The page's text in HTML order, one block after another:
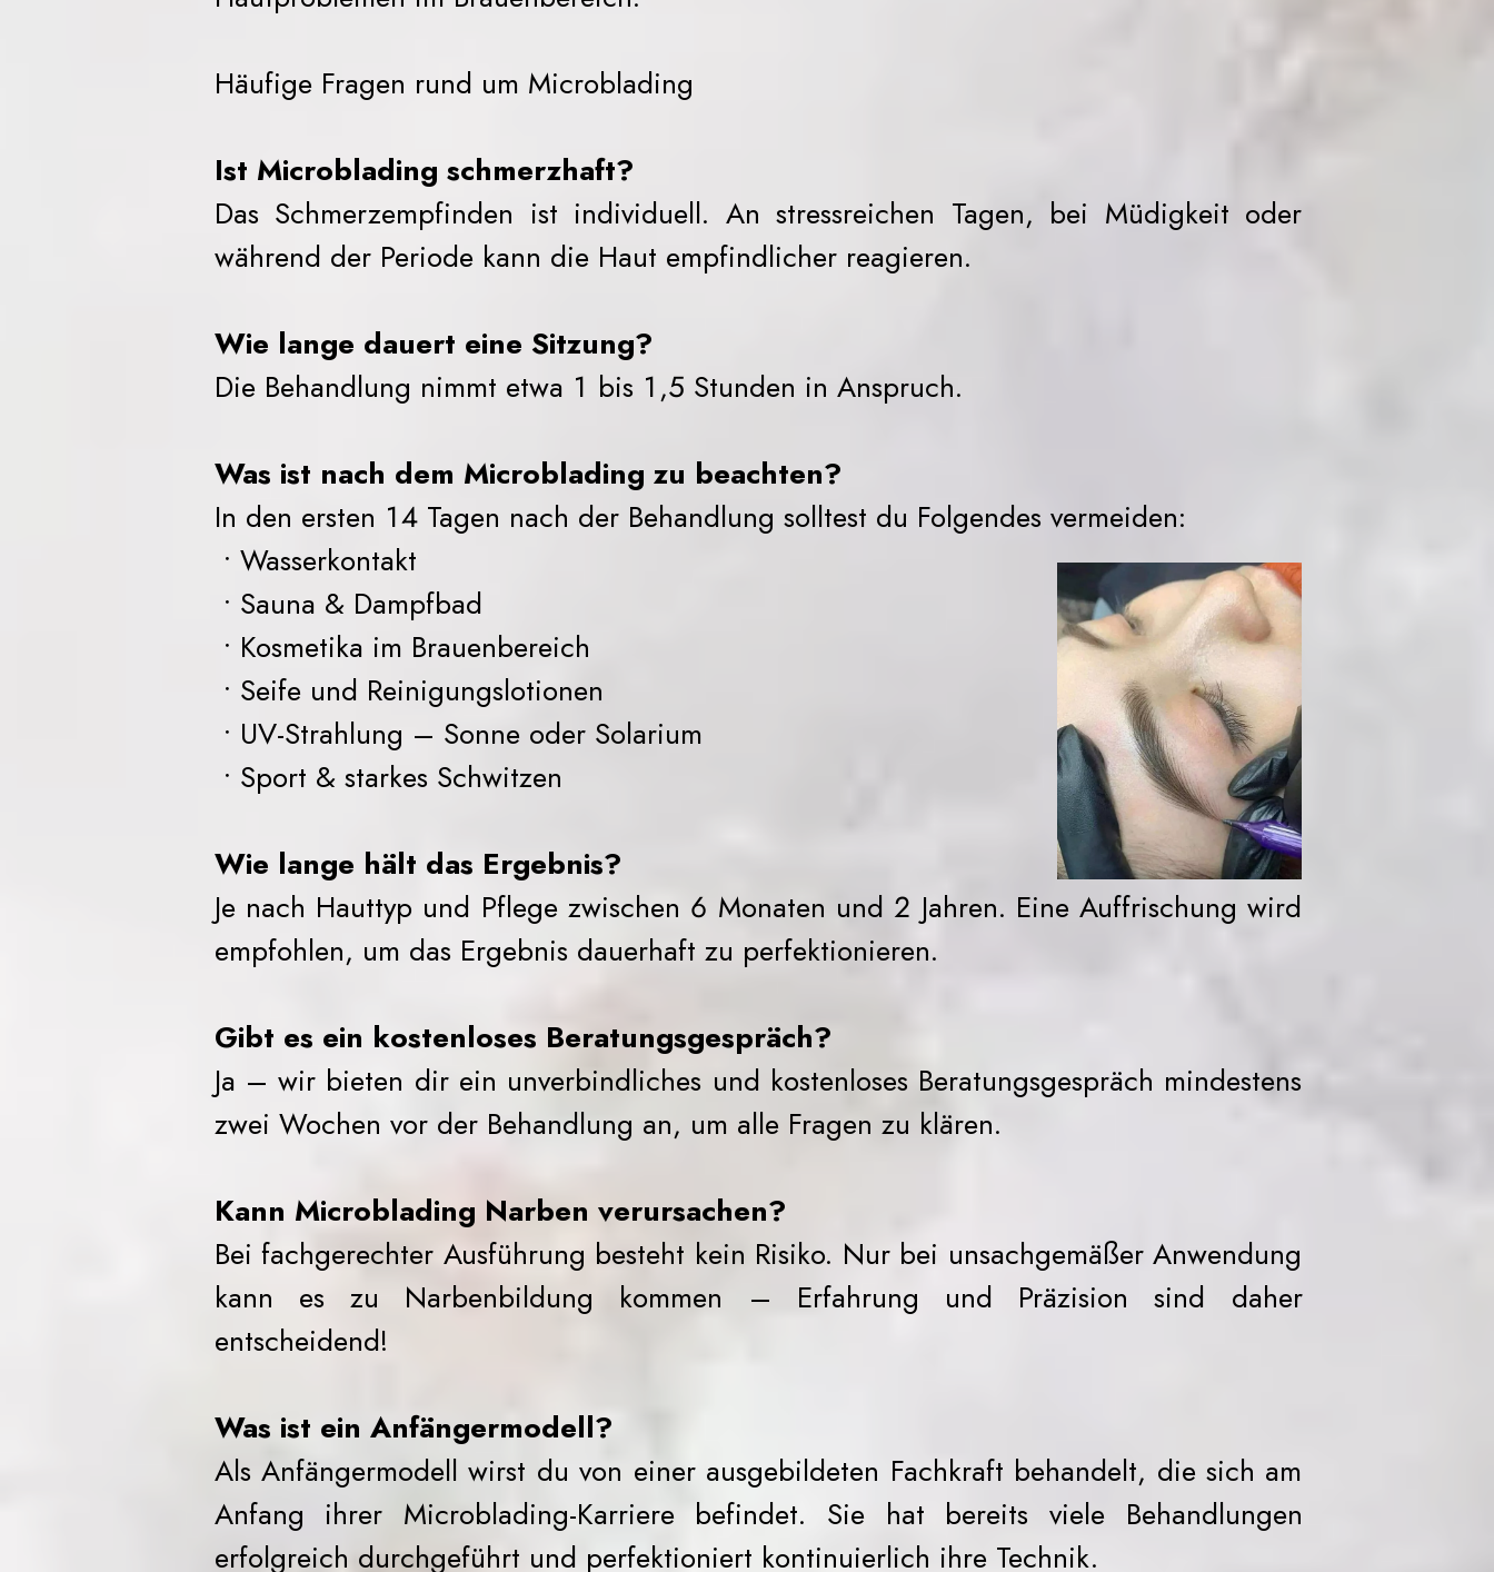
Häufige Fragen rund um Microblading
Ist Microblading schmerzhaft?
Das Schmerzempfinden ist individuell. An stressreichen Tagen, bei Müdigkeit oder
während der Periode kann die Haut empfindlicher reagieren.
Wie lange dauert eine Sitzung?
Die Behandlung nimmt etwa 1 bis 1,5 Stunden in Anspruch.
Was ist nach dem Microblading zu beachten?
In den ersten 14 Tagen nach der Behandlung solltest du Folgendes vermeiden:
• Wasserkontakt
• Sauna & Dampfbad
• Kosmetika im Brauenbereich
• Seife und Reinigungslotionen
• UV-Strahlung – Sonne oder Solarium
• Sport & starkes Schwitzen
Wie lange hält das Ergebnis?
Je nach Hauttyp und Pflege zwischen 6 Monaten und 2 Jahren. Eine Auffrischung wird
empfohlen, um das Ergebnis dauerhaft zu perfektionieren.
Gibt es ein kostenloses Beratungsgespräch?
Ja – wir bieten dir ein unverbindliches und kostenloses Beratungsgespräch mindestens
zwei Wochen vor der Behandlung an, um alle Fragen zu klären.
Kann Microblading Narben verursachen?
Bei fachgerechter Ausführung besteht kein Risiko. Nur bei unsachgemäßer Anwendung
kann es zu Narbenbildung kommen – Erfahrung und Präzision sind daher
entscheidend!
Was ist ein Anfängermodell?
Als Anfängermodell wirst du von einer ausgebildeten Fachkraft behandelt, die sich am
Anfang ihrer Microblading-Karriere befindet. Sie hat bereits viele Behandlungen
erfolgreich durchgeführt und perfektioniert kontinuierlich ihre Technik.